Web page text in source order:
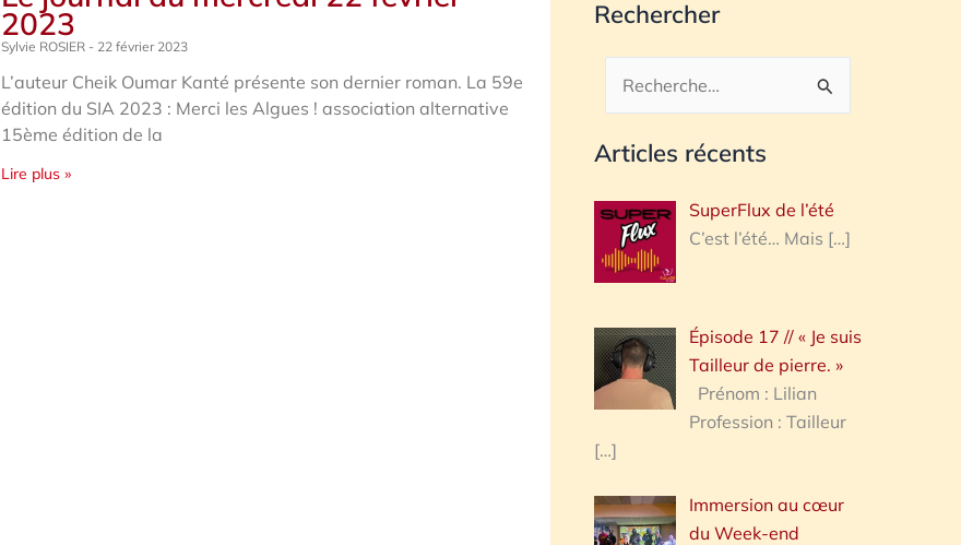
2023
Sylvie ROSIER 22 février 2023
L’auteur Cheik Oumar Kanté présente son dernier roman. La 59e
édition du SIA 2023 : Merci les Algues ! association alternative
15ème édition de la
Lire plus »
Rechercher
Rechercher :
Articles récents
SuperFlux de l’été
C’est l’été… Mais […]
Épisode 17 // « Je suis
Tailleur de pierre. »
Prénom : Lilian
Profession : Tailleur
[…]
Immersion au cœur
du Week-end